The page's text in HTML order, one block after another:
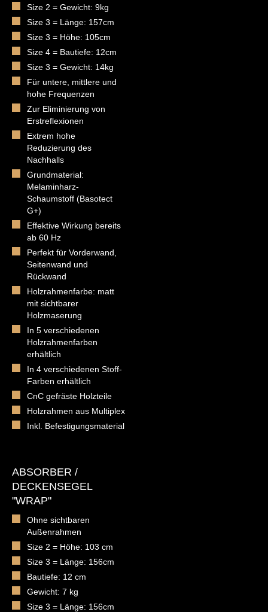
Size 2 = Gewicht: 9kg
Size 3 = Länge: 157cm
Size 3 = Höhe: 105cm
Size 4 = Bautiefe: 12cm
Size 3 = Gewicht: 14kg
Für untere, mittlere und
hohe Frequenzen
Zur Eliminierung von
Erstreflexionen
Extrem hohe
Reduzierung des
Nachhalls
Grundmaterial:
Melaminharz-
Schaumstoff (Basotect
G+)
Effektive Wirkung bereits
ab 60 Hz
Perfekt für Vorderwand,
Seitenwand und
Rückwand
Holzrahmenfarbe: matt
mit sichtbarer
Holzmaserung
In 5 verschiedenen
Holzrahmenfarben
erhältlich
In 4 verschiedenen Stoff-
Farben erhältlich
CnC gefräste Holzteile
Holzrahmen aus Multiplex
Inkl. Befestigungsmaterial
ABSORBER /
DECKENSEGEL
"WRAP"
Ohne sichtbaren
Außenrahmen
Size 2 = Höhe: 103 cm
Size 3 = Länge: 156cm
Bautiefe: 12 cm
Gewicht: 7 kg
Size 3 = Länge: 156cm